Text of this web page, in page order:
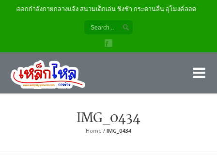
รื่องออกกำลังกายกลางแจ้ง สนามเด็กเล่น ชิงช้า กระดานลื่น อุโมงค์ลอด
IMG_0434
Home /IMG_0434